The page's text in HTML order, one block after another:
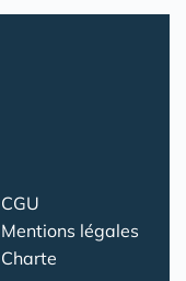
CGU
Mentions légales
Charte